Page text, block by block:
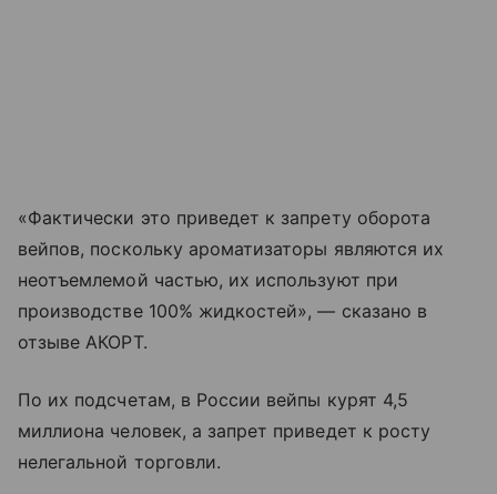
«Фактически это приведет к запрету оборота
вейпов, поскольку ароматизаторы являются их
неотъемлемой частью, их используют при
производстве 100% жидкостей», — сказано в
отзыве АКОРТ.
По их подсчетам, в России вейпы курят 4,5
миллиона человек, а запрет приведет к росту
нелегальной торговли.